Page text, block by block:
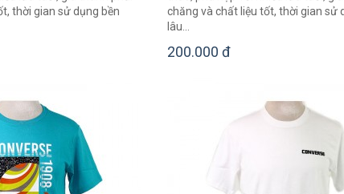
thời gian sử dụng bền
chăng và chất liệu tốt, thời gian sử
lâu...
200.000 đ